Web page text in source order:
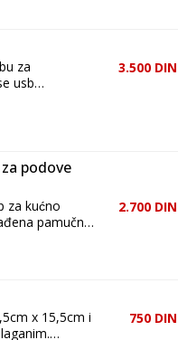
za
sa
oko uglova i
na
3.500 DIN
podove
za kućno
i
lako mogu
2.700 DIN
x 15,5cm i
750 DIN